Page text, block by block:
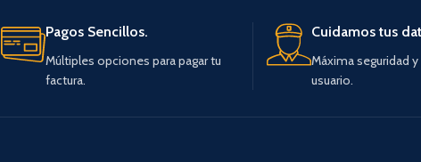
Pagos Sencillos.
Múltiples opciones para pagar tu
factura.
Cuidamos tus
Máxima seguridad
usuario.